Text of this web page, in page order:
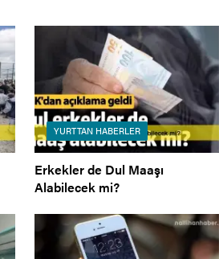
YURTTAN HABERLER
Erkekler de Dul Maaşı
Alabilecek mi?